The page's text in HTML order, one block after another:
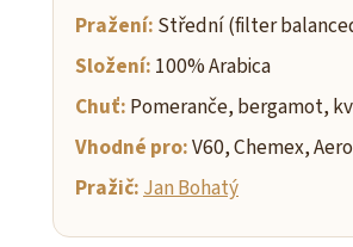
Pražení: Střední (filter
Složení: 100% Arabica
Chuť: Pomeranče, bergamot,
Vhodné pro:V60, Chemex,
Pražič:Jan Bohatý